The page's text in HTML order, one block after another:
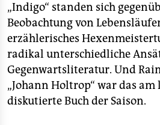
„Indigo“ standen sich
Beobachtung von
erzählerisches
radikal unterschiedliche
Gegenwartsliteratur. Und
„Johann Holtrop“ war das
diskutierte Buch der Saison.